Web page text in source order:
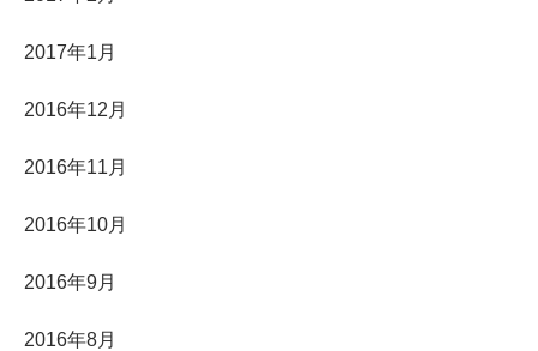
2017年1月
2016年12月
2016年11月
2016年10月
2016年9月
2016年8月